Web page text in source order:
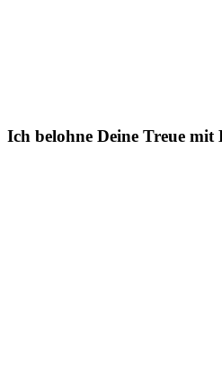
Ich belohne Deine Treue mit